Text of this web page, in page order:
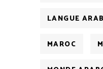
LANGUE
MAROC